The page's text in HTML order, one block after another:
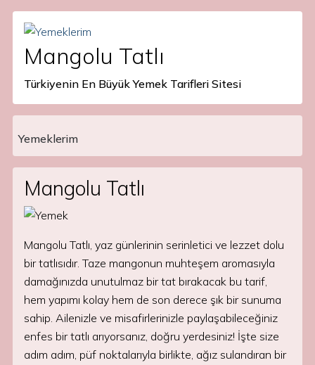
Mangolu Tatlı
Türkiyenin En Büyük Yemek Tarifleri Sitesi
Main Navigation
Yemeklerim
Mangolu Tatlı
Mangolu Tatlı, yaz günlerinin serinletici ve lezzet dolu
bir tatlısıdır. Taze mangonun muhteşem aromasıyla
damağınızda unutulmaz bir tat bırakacak bu tarif,
hem yapımı kolay hem de son derece şık bir sunuma
sahip. Ailenizle ve misafirlerinizle paylaşabileceğiniz
enfes bir tatlı arıyorsanız, doğru yerdesiniz! İşte size
adım adım, püf noktalarıyla birlikte, ağız sulandıran bir